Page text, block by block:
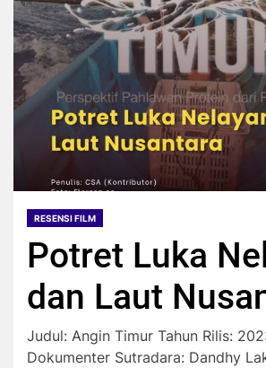
RESENSI FILM
Potret Luka
dan Laut
Judul: Angin Timur Tahun Rilis:
Dokumenter Sutradara: Dandhy